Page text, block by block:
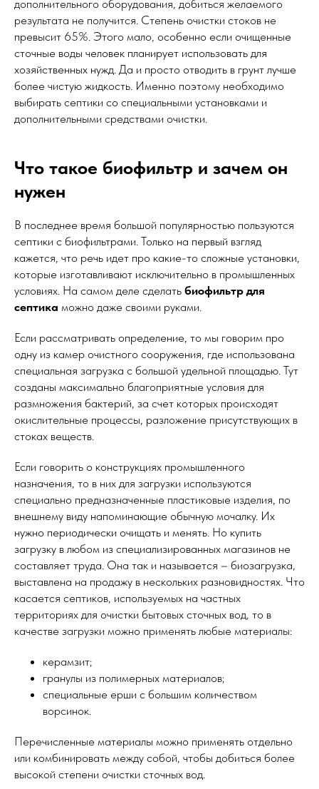
дополнительного оборудования, добиться желаемого
результата не получится. Степень очистки стоков не
превысит 65%. Этого мало, особенно если очищенные
сточные воды человек планирует использовать для
хозяйственных нужд. Да и просто отводить в грунт лучше
более чистую жидкость. Именно поэтому необходимо
выбирать септики со специальными установками и
дополнительными средствами очистки.
Что такое биофильтр и зачем он
нужен
В последнее время большой популярностью пользуются
септики с биофильтрами. Только на первый взгляд
кажется, что речь идет про какие-то сложные установки,
которые изготавливают исключительно в промышленных
условиях. На самом деле сделать биофильтр для
септика можно даже своими руками.
Если рассматривать определение, то мы говорим про
одну из камер очистного сооружения, где использована
специальная загрузка с большой удельной площадью. Тут
созданы максимально благоприятные условия для
размножения бактерий, за счет которых происходят
окислительные процессы, разложение присутствующих в
стоках веществ.
Если говорить о конструкциях промышленного
назначения, то в них для загрузки используются
специально предназначенные пластиковые изделия, по
внешнему виду напоминающие обычную мочалку. Их
нужно периодически очищать и менять. Но купить
загрузку в любом из специализированных магазинов не
составляет труда. Она так и называется – биозагрузка,
выставлена на продажу в нескольких разновидностях. Что
касается септиков, используемых на частных
территориях для очистки бытовых сточных вод, то в
качестве загрузки можно применять любые материалы:
керамзит;
гранулы из полимерных материалов;
специальные ерши с большим количеством
ворсинок.
Перечисленные материалы можно применять отдельно
или комбинировать между собой, чтобы добиться более
высокой степени очистки сточных вод.